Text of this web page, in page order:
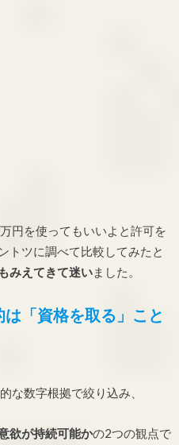
円を使ってもいいよと許可を
トツに調べて比較してみたと
みえてきて迷いました。
「資格を取る」こと
な数字根拠で絞り込み、
欲が持続可能かの2つの観点で